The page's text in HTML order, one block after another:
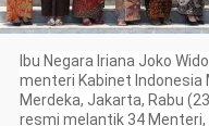
Ibu Negara Iriana Joko
menteri Kabinet Indonesia
Merdeka, Jakarta, Rabu
resmi melantik 34